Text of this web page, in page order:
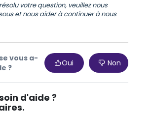
votre question, veuillez nous
et nous aider à continuer à nous
vous a-
?
Oui Non
d'aide ?